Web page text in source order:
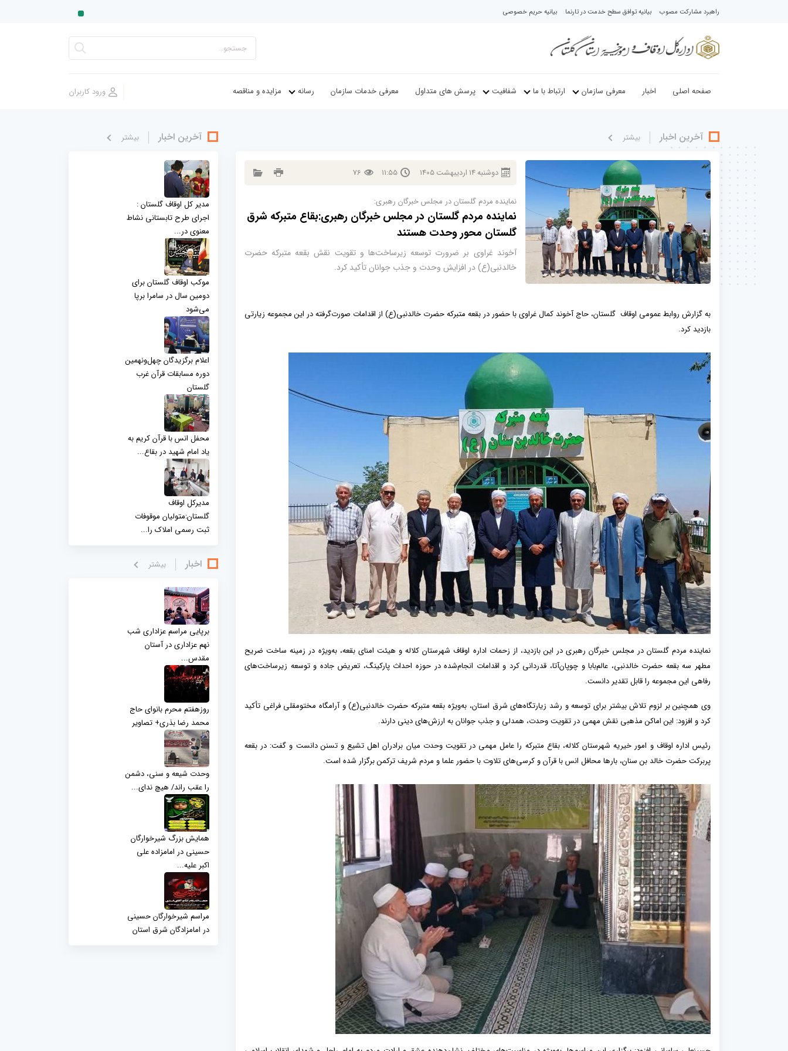
راهبرد مشارکت مصوب بیانیه توافق سطح خدمت در تارنما بیانیه حریم خصوصی
صفحه اصلی اخبار معرفی سازمان ارتباط با ما شفافیت پرسش های متداول معرفی خدمات سازمان رسانه مزایده و مناقصه
آخرین اخبار بيشتر
دوشنبه14ارديبهشت 1405
11:55
76
نماینده مردم گلستان در مجلس خبرگان رهبری:
نماینده مردم گلستان در مجلس خبرگان رهبری:بقاع متبرکه شرق
گلستان محور وحدت‌ هستند
آخوند غراوی بر ضرورت توسعه زیرساخت‌ها و تقویت نقش بقعه متبرکه حضرت
خالدنبی(ع) در افزایش وحدت و جذب جوانان تأکید کرد.
به گزارش روابط عمومی اوقاف گلستان، حاج آخوند کمال غراوی با حضور در بقعه متبرکه حضرت خالدنبی(ع) از اقدامات صورت‌گرفته در این مجموعه زیارتی
بازدید کرد.
نماینده مردم گلستان در مجلس خبرگان رهبری در این بازدید، از زحمات اداره اوقاف شهرستان کلاله و هیئت امنای بقعه، به‌ویژه در زمینه ساخت ضریح
مطهر سه بقعه حضرت خالدنبی، عالم‌بابا و چوپان‌آتا، قدردانی کرد و اقدامات انجام‌شده در حوزه احداث پارکینگ، تعریض جاده و توسعه زیرساخت‌های
رفاهی این مجموعه را قابل تقدیر دانست.
وی همچنین بر لزوم تلاش بیشتر برای توسعه و رشد زیارتگاه‌های شرق استان، به‌ویژه بقعه متبرکه حضرت خالدنبی(ع) و آرامگاه مختومقلی فراغی تأکید
کرد و افزود: این اماکن مذهبی نقش مهمی در تقویت وحدت، همدلی و جذب جوانان به ارزش‌های دینی دارند.
رئیس اداره اوقاف و امور خیریه شهرستان کلاله، بقاع متبرکه را عامل مهمی در تقویت وحدت میان برادران اهل تشیع و تسنن دانست و گفت: در بقعه
پربرکت حضرت خالد بن سنان، بارها محافل انس با قرآن و کرسی‌های تلاوت با حضور علما و مردم شریف ترکمن برگزار شده است.
آخرین اخبار بيشتر
مدیر کل اوقاف گلستان :
اجرای طرح تابستانی نشاط
معنوی در...
موکب اوقاف گلستان برای
دومین سال در سامرا برپا
می‌شود
اعلام برگزیدگان چهل‌ونهمین
دوره مسابقات قرآن غرب
گلستان
محفل انس با قرآن کریم به
یاد امام شهید در بقاع...
مدیرکل اوقاف
گلستان:متولیان موقوفات
ثبت رسمی املاک را...
اخبار بيشتر
برپایی مراسم عزاداری شب
نهم عزاداری در آستان
مقدس...
روزهفتم محرم بانوای حاج
محمد رضا بذری+ تصاویر
وحدت شیعه و سنی، دشمن
را عقب راند/ هیچ ندای...
همایش بزرگ شیرخوارگان
حسینی در امامزاده علی
اکبر علیه...
مراسم شیرخوارگان حسینی
در امامزادگان شرق استان